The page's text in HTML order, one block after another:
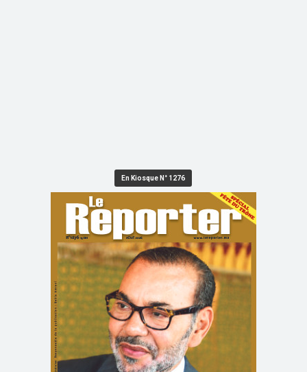
En Kiosque N° 1276